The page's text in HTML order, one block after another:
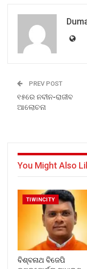
PREV POST
୧୫ରେ ନବୀନ-ରାଜୀବ
ଆଲୋଚନା
You Might Also
TIWINCITY
ବିଶ୍ବନାଥ ବିଜେପି